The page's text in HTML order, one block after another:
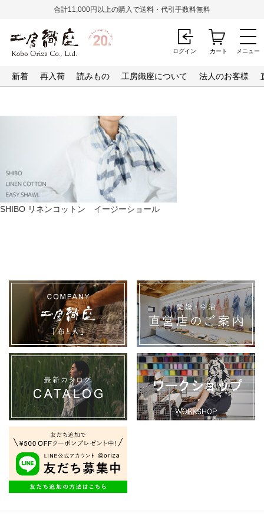
メニュー
合計11,000円以上の購入で送料・代引手数料無料
新着 再入荷 読みもの 工房織座について 法人のお客様
ログイン カート
SHIBO リネンコットン イージーショール